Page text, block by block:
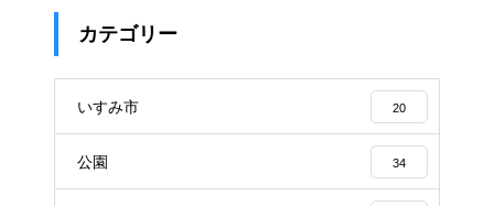
カテゴリー
いすみ市 20
公園 34